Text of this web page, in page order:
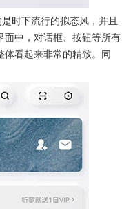
时下流行的拟态风，并且
中，对话框、按钮等所有
看起来非常的精致。同